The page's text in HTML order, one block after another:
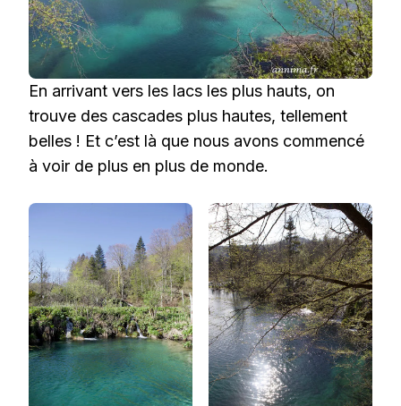
En arrivant vers les lacs les plus hauts, on
trouve des cascades plus hautes, tellement
belles ! Et c’est là que nous avons commencé
à voir de plus en plus de monde.